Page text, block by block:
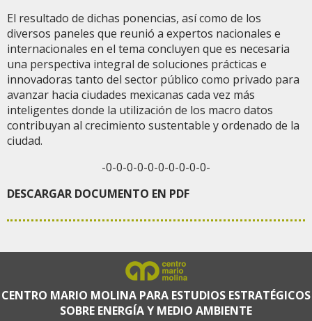
El resultado de dichas ponencias, así como de los
diversos paneles que reunió a expertos nacionales e
internacionales en el tema concluyen que es necesaria
una perspectiva integral de soluciones prácticas e
innovadoras tanto del sector público como privado para
avanzar hacia ciudades mexicanas cada vez más
inteligentes donde la utilización de los macro datos
contribuyan al crecimiento sustentable y ordenado de la
ciudad.
-0-0-0-0-0-0-0-0-0-0-
DESCARGAR DOCUMENTO EN PDF
CENTRO MARIO MOLINA PARA ESTUDIOS ESTRATÉGICOS
SOBRE ENERGÍA Y MEDIO AMBIENTE